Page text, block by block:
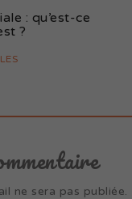
: qu’est-ce
?
ne sera pas publiée.